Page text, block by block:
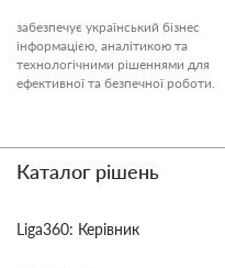
забезпечує український бізнес
інформацією, аналітикою та
технологічними рішеннями для
ефективної та безпечної роботи.
Каталог рішень
Liga360: Керівник